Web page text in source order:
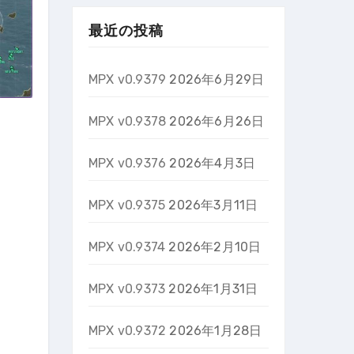
最近の投稿
MPX v0.9379 2026年6月29日
MPX v0.9378 2026年6月26日
MPX v0.9376 2026年4月3日
MPX v0.9375 2026年3月11日
MPX v0.9374 2026年2月10日
MPX v0.9373 2026年1月31日
MPX v0.9372 2026年1月28日